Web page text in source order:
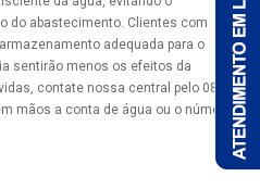
do abastecimento. Clientes com
adequada para o
sentirão menos os efeitos da
contate nossa central pelo 0800
mãos a conta de água ou o número